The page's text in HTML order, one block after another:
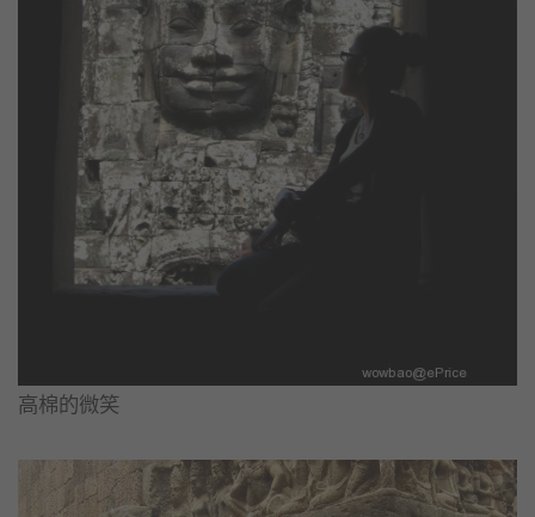
高棉的微笑